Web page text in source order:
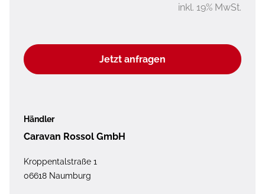
inkl. 19% MwSt.
Jetzt anfragen
Händler
Caravan Rossol GmbH
Kroppentalstraße 1
06618 Naumburg